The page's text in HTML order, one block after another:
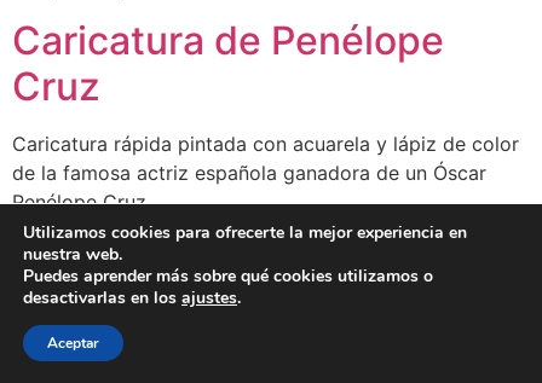
Caricatura de Penélope
Cruz
Caricatura rápida pintada con acuarela y lápiz de color
de la famosa actriz española ganadora de un Óscar
Penélope Cruz
BLOG CLIENTES FAMOSOS BIO
Utilizamos cookies para ofrecerte la mejor experiencia en
nuestra web.
Puedes aprender más sobre qué cookies utilizamos o
desactivarlas en los ajustes.
Aceptar